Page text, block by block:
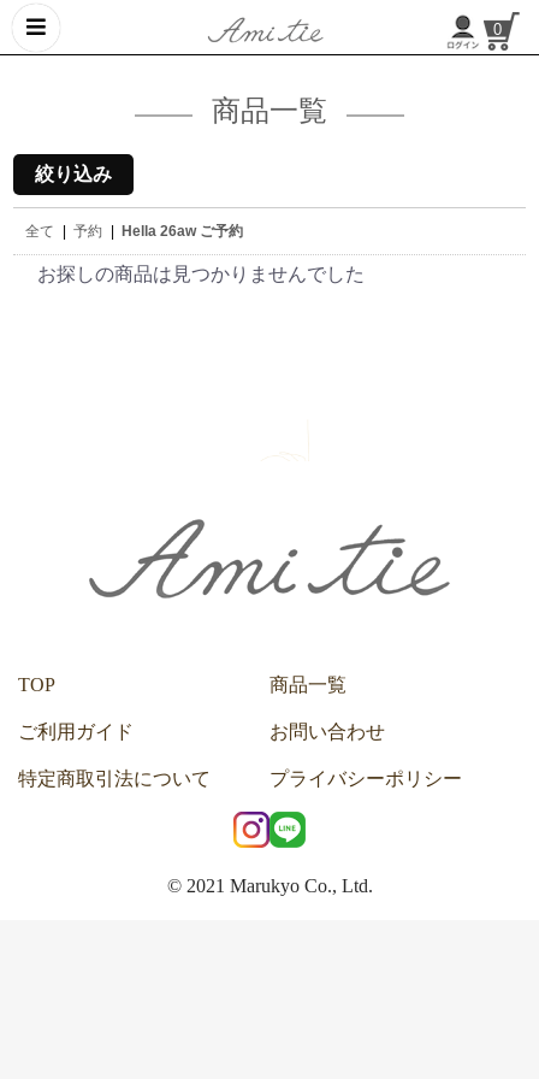
0
商品一覧
絞り込み
全て 予約 Hella 26aw ご予約
お探しの商品は見つかりませんでした
TOP 商品一覧
ご利用ガイド お問い合わせ
特定商取引法について プライバシーポリシー
© 2021 Marukyo Co., Ltd.